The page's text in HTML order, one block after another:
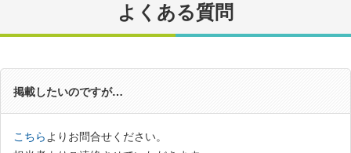
よくある質問
掲載したいのですが…
こちらよりお問合せください。